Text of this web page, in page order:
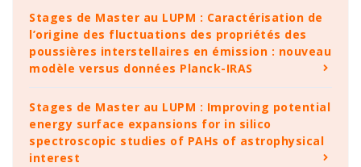
Stages de Master au LUPM : Caractérisation de
l’origine des fluctuations des propriétés des
poussières interstellaires en émission : nouveau
modèle versus données Planck-IRAS
Stages de Master au LUPM : Improving potential
energy surface expansions for in silico
spectroscopic studies of PAHs of astrophysical
interest